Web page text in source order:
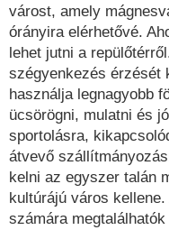
várost, amely
órányira elérhetővé.
lehet jutni a
szégyenkezés érzését
használja legnagyobb
ücsörögni, mulatni és
sportolásra,
átvevő
kelni az egyszer talán
kultúrájú város
számára